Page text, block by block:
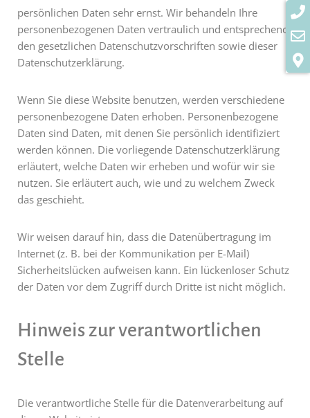
persönlichen Daten sehr ernst. Wir behandeln Ihre
personenbezogenen Daten vertraulich und entsprechend
den gesetzlichen Datenschutzvorschriften sowie dieser
Datenschutzerklärung.
Wenn Sie diese Website benutzen, werden verschiedene
personenbezogene Daten erhoben. Personenbezogene
Daten sind Daten, mit denen Sie persönlich identifiziert
werden können. Die vorliegende Datenschutzerklärung
erläutert, welche Daten wir erheben und wofür wir sie
nutzen. Sie erläutert auch, wie und zu welchem Zweck
das geschieht.
Wir weisen darauf hin, dass die Datenübertragung im
Internet (z. B. bei der Kommunikation per E-Mail)
Sicherheitslücken aufweisen kann. Ein lückenloser Schutz
der Daten vor dem Zugriff durch Dritte ist nicht möglich.
Hinweis zur verantwortlichen
Stelle
Die verantwortliche Stelle für die Datenverarbeitung auf